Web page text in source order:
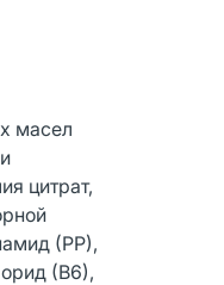
масел
цитрат,
(РР),
(В6),